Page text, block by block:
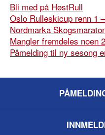
Bli med på HøstRull
Oslo Rulleskicup renn 1
Nordmarka
Mangler fremdeles noen
Påmelding til ny sesong